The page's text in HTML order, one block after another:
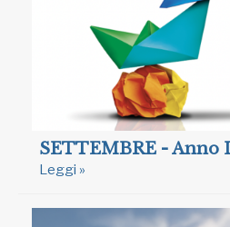
SETTEMBRE - Anno
Leggi »